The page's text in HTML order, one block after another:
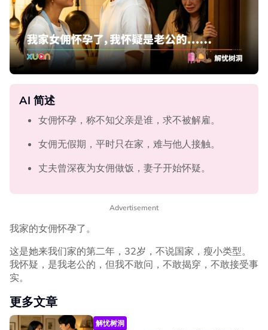
AI 简述
女佣怀孕，称不知父亲是谁，求不被解雇。
女佣无假期，平时只在家，难与他人接触。
丈夫曾深夜为女佣做饭，妻子开始怀疑。
Advertisement
我家的女佣怀孕了。
这是她来我们家的第二年，32岁，不说国家，瘦小类型。
我怀疑，是我老公的，但我不敢问，不敢揭穿，不敢接受事
实。
更多文章
解忧树洞